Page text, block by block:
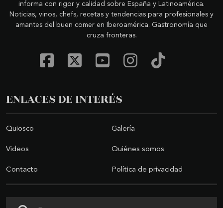
informa con rigor y calidad sobre España y Latinoamérica.
Noticias, vinos, chefs, recetas y tendencias para profesionales y
amantes del buen comer en Iberoamérica. Gastronomía que
cruza fronteras.
ENLACES DE INTERÉS
Quiosco Galería
Videos Quiénes somos
Contacto Política de privacidad